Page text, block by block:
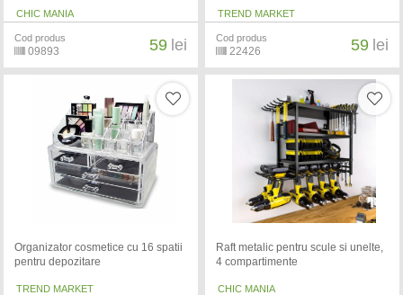
CHIC MANIA
Cod produs
09893 59 lei
TREND MARKET
Cod produs
22426 59 lei
Organizator cosmetice cu 16 spatii
pentru depozitare
TREND MARKET
Raft metalic pentru scule si unelte,
4 compartimente
CHIC MANIA